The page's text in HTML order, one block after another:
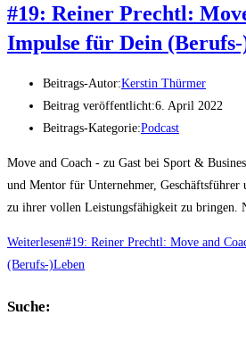
#19: Reiner Prechtl:
Impulse für Dein (Berufs-
Beitrags-Autor:Kerstin Thürmer
Beitrag veröffentlicht:6. April 2022
Beitrags-Kategorie:Podcast
Move and Coach - zu Gast bei Sport &
und Mentor für Unternehmer, Geschäftsführer
zu ihrer vollen Leistungsfähigkeit zu bringen.
Weiterlesen#19: Reiner Prechtl: Move and
(Berufs-)Leben
Suche: